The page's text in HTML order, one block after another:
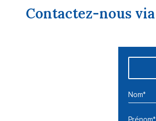
Contactez-nous
Nom* :
Prénom* :